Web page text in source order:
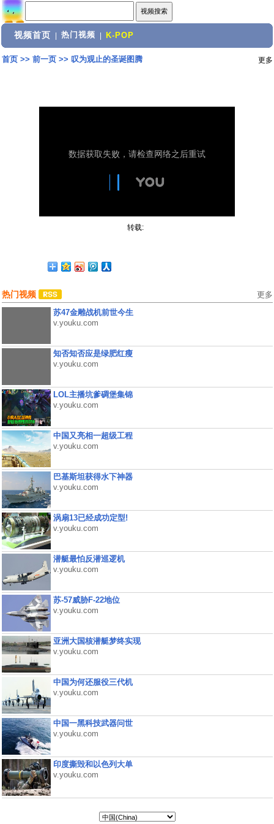
视频首页 热门视频 K-POP
首页>> 前一页>> 叹为观止的圣诞图腾 更多
转载:
热门视频 更多
苏47金雕战机前世今生
v.youku.com
知否知否应是绿肥红瘦
v.youku.com
LOL主播坑爹碉堡集锦
v.youku.com
中国又亮相一超级工程
v.youku.com
巴基斯坦获得水下神器
v.youku.com
涡扇13已经成功定型!
v.youku.com
潜艇最怕反潜巡逻机
v.youku.com
苏-57威胁F-22地位
v.youku.com
亚洲大国核潜艇梦终实现
v.youku.com
中国为何还服役三代机
v.youku.com
中国一黑科技武器问世
v.youku.com
印度撕毁和以色列大单
v.youku.com